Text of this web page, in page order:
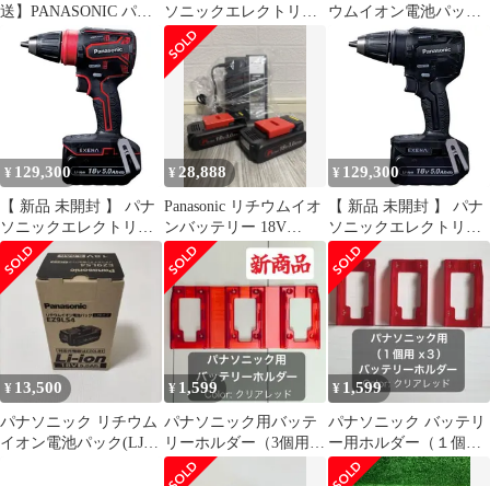
送】PANASONIC パナ
ソニック パナソニック
充電ドリルドライバー
EZ74A3 デュアル
(14.4V／18V対応)タッ
プモード搭載 18V軽量
3.0Ah電池パック×2
個・...
ソニックエレクトリッ
クワークス EXENA 充
電ドリルドライバー 本
体のみ EZ1DD4XR 未
使用 送料無料
ウムイオン電池パック
18V 3Ah EZ9L53 2個
¥ 129,300
【 新品 未開封 】 パナ
ソニックエレクトリッ
クワークス EXENA 充
電ドリルドライバー
EZ1DD4J18DR 未使用
送料無料
¥ 28,888
Panasonic リチウムイオ
ンバッテリー 18V
3.0Ah 充電器
¥ 129,300
【 新品 未開封 】 パナ
ソニックエレクトリッ
クワークス EXENA 充
電ドリルドライバー
EZ1DD4J18DB 未使用
送料無料
¥ 13,500
パナソニック リチウム
イオン電池パック(LJタ
¥ 1,599
パナソニック用バッテ
リーホルダー（3個用）
クリアレッド
¥ 1,599
パナソニック バッテリ
ー用ホルダー（１個用
×3）クリアレッド